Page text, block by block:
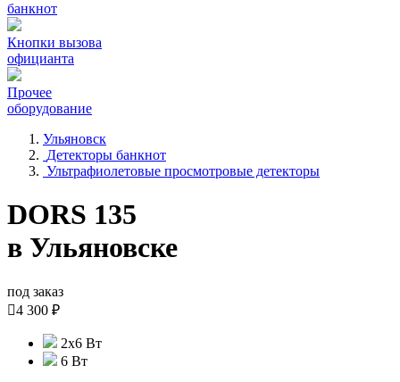
банкнот
Кнопки вызова
официанта
Прочее
оборудование
Ульяновск
Детекторы банкнот
Ультрафиолетовые просмотровые детекторы
DORS 135
в Ульяновске
под заказ
4 300 ₽
2x6 Вт
6 Вт